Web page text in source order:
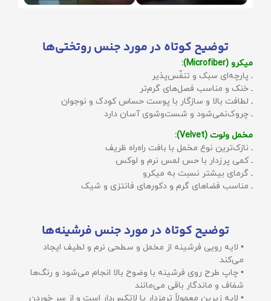
توضیح کوتاه در مورد جنس روتختی‌ها
میکرو (Microfiber):
ـ پارچه‌ای سبک و تنفّس‌پذیر
ـ خنک و مناسب فصل‌های گرم‌تر
ـ لطافت بالا و سازگار با پوست حساس کودک و نوجوان
ـ چروک‌نمی‌شود و شست‌وشوی آسان دارد
مخمل ولوت (Velvet):
ـ نازک‌ترین نوع مخمل با بافت راه‌راه ظریف
ـ کمی پرزدار با حس لمس نرم و لوکس
ـ گرمای بیشتر نسبت به میکرو
ـ مناسب فضاهای گرم و دکورهای فانتزی و شیک
توضیح کوتاه در مورد جنس فرشینه‌ها
• لایه رویی فرشینه از مخمل و سطحی نرم و لطیف ایجاد
می‌کند
• چاپ طرح روی فرشینه با وضوح بالا انجام می‌شود و رنگ‌ها
شفاف و ماندگار باقی می‌مانند
• لایه زیرین معمولاً ترمزدار یا لاتکس‌دار است و از سر خوردن